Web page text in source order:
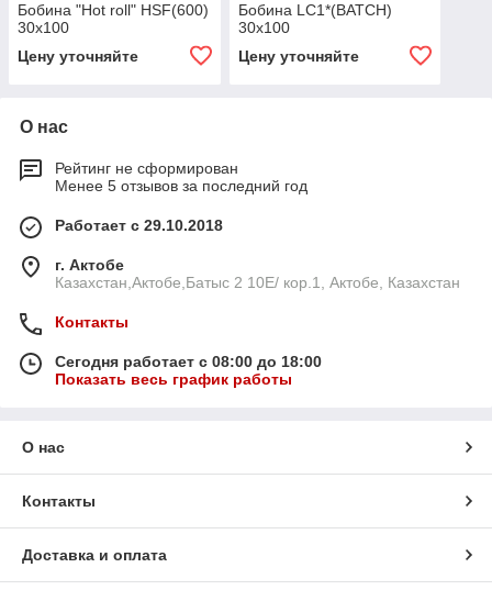
Бобина "Hot roll" HSF(600)
30x100
Цену уточняйте
Бобина LC1*(BATCH)
30x100
Цену уточняйте
О нас
Рейтинг не сформирован
Менее 5 отзывов за последний год
Работает с 29.10.2018
г. Актобе
Казахстан,Актобе,Батыс 2 10E/ кор.1, Актобе, Казахстан
Контакты
Сегодня работает с 08:00 до 18:00
Показать весь график работы
О нас
Контакты
Доставка и оплата